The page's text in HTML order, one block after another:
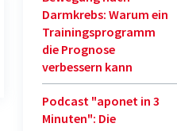
Darmkrebs: Warum ein
Trainingsprogramm
die Prognose
verbessern kann
Podcast "aponet in 3
Minuten": Die